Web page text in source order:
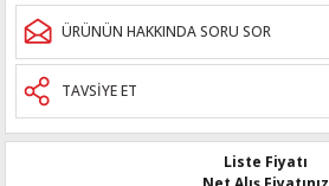
ÜRÜNÜN HAKKINDA SORU SOR
TAVSİYE ET
Liste Fiyatı